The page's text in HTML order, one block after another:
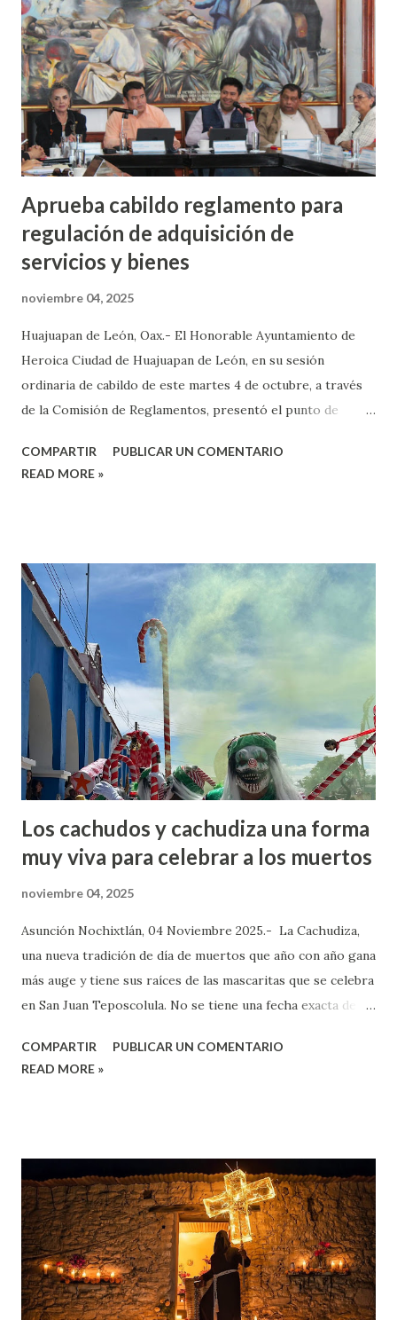
Aprueba cabildo reglamento para
regulación de adquisición de
servicios y bienes
noviembre 04, 2025
Huajuapan de León, Oax.- El Honorable Ayuntamiento de
Heroica Ciudad de Huajuapan de León, en su sesión
ordinaria de cabildo de este martes 4 de octubre, a través
de la Comisión de Reglamentos, presentó el punto de
Adquisiciones, Enajenaciones, Arrendamientos, Servicios y
públicos, de manera transparente y apegado a las
disposiciones estatales y federales. Señaló que tras una
serie de encuentros que sostuvieron los integrantes de
esta comisión, la información vertida en el documento que
se presentó para su aprobación, es el compendio de las
propuestas de los representantes de los diferentes
sectores de la población. En ese sentido, el presidente
municipal, Luis de León Martínez Sánchez, coincidió con los
c...
COMPARTIR
PUBLICAR UN COMENTARIO
READ MORE »
Los cachudos y cachudiza una forma
muy viva para celebrar a los muertos
noviembre 04, 2025
Asunción Nochixtlán, 04 Noviembre 2025.- La Cachudiza,
una nueva tradición de día de muertos que año con año gana
más auge y tiene sus raíces de las mascaritas que se celebra
en San Juan Teposcolula. No se tiene una fecha exacta de
registros de más de 100 años, surge para celebrar a los
La mascara: El Baile de las mascaritas, se bailaba el día dos
para una parte del pueblo del lado sur y el día tres para el
lado norte, partiendo de la explanada municipal y terminado
en la casa de alguno los organizadores, se iba de casa en
casa y se bailaba en los jardines, mientras el casero les
invitaba algo de lo que hubiera en la ofrenda.. El baile de las
COMPARTIR
PUBLICAR UN COMENTARIO
READ MORE »